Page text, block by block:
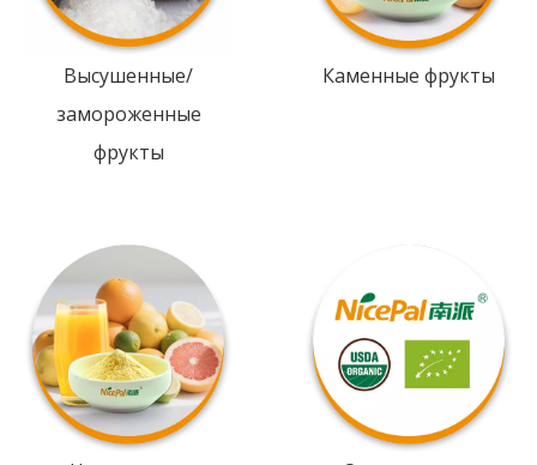
Высушенные/
замороженные
фрукты
Каменные фрукты